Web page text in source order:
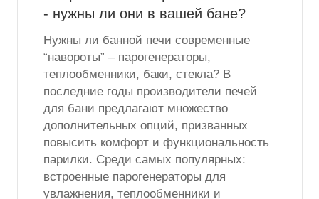
- нужны ли они в вашей бане?
Нужны ли банной печи современные
“навороты” – парогенераторы,
теплообменники, баки, стекла? В
последние годы производители печей
для бани предлагают множество
дополнительных опций, призванных
повысить комфорт и функциональность
парилки. Среди самых популярных:
встроенные парогенераторы для
увлажнения, теплообменники и